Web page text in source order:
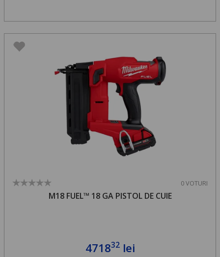
0 VOTURI
M18 FUEL™ 18 GA PISTOL DE CUIE
471832lei